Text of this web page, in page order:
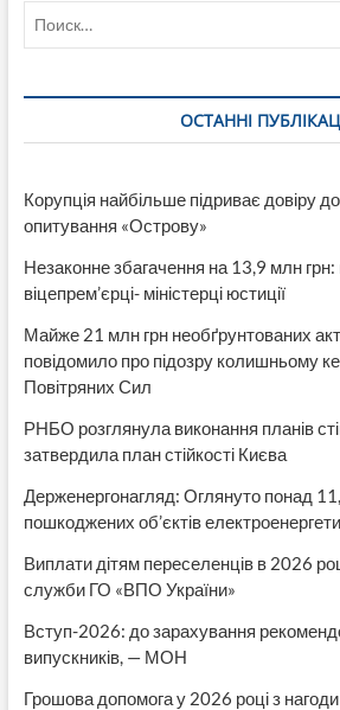
Лисичанської
міськради
планує
грн
ОСТАННІ
Корупція найбільше підриває довіру
опитування «Острову»
Незаконне збагачення на 13,9 млн грн:
віцепрем’єрці- міністерці юстиції
Майже 21 млн грн необґрунтованих
повідомило про підозру колишньому
Повітряних Сил
РНБО розглянула виконання планів
затвердила план стійкості Києва
Держенергонагляд: Оглянуто понад
пошкоджених об’єктів
Виплати дітям переселенців в 2026
служби ГО «ВПО України»
Вступ-2026: до зарахування
випускників, — МОН
Грошова допомога у 2026 році з